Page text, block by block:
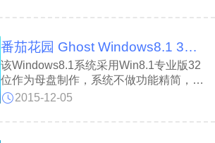
NTFS格式，拥有安全稳定的运行环境！
靠，确保恢
番茄花园 Ghost Windows8.1 32位增强装机版 V15.12
该Windows8.1系统采用Win8.1专业版32
位作为母盘制作，系统不做功能精简， ,
全新的ghost技术，支持一件装机，批量
有人性化的专业体验，原装系统进行终极
2015-12-05